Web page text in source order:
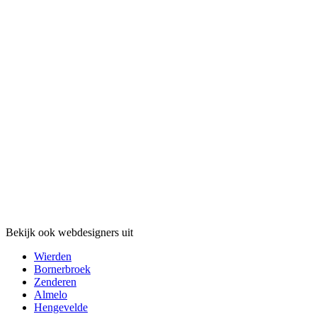
Bekijk ook webdesigners uit
Wierden
Bornerbroek
Zenderen
Almelo
Hengevelde